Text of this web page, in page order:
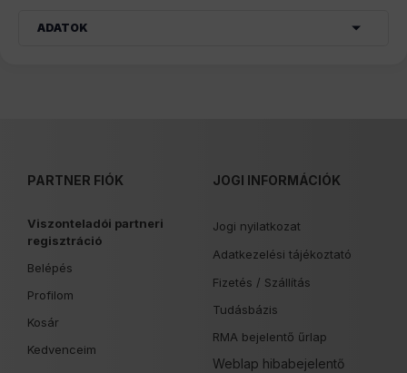
ADATOK
PARTNER FIÓK
Viszonteladói partneri
regisztráció
Belépés
Profilom
Kosár
Kedvenceim
JOGI INFORMÁCIÓK
Jogi nyilatkozat
Adatkezelési tájékoztató
Fizetés / Szállítás
Tudásbázis
RMA bejelentő űrlap
Weblap hibabejelentő